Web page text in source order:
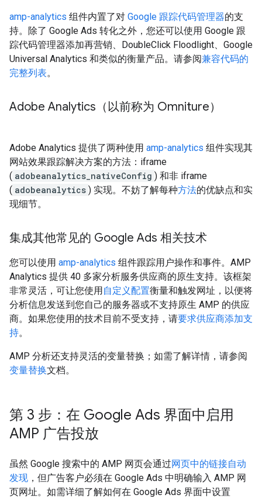
amp-analytics 组件内置了对 Google 跟踪代码管理器的支
持。除了 Google Ads 转化之外，您还可以使用 Google 跟
踪代码管理器添加再营销、DoubleClick Floodlight、Google
Universal Analytics 和类似的衡量产品。请参阅兼容代码的
完整列表。
Adobe Analytics（以前称为 Omniture）
Adobe Analytics 提供了两种使用 amp-analytics 组件实现其
网站效果跟踪解决方案的方法：iframe
( adobeanalytics_nativeConfig ) 和非 iframe
( adobeanalytics ) 实现。不妨了解每种方法的优缺点和实
现细节。
集成其他常见的 Google Ads 相关技术
您可以使用 amp-analytics 组件跟踪用户操作和事件。AMP
Analytics 提供 40 多家分析服务供应商的原生支持。该框架
非常灵活，可让您使用自定义配置衡量和触发网址，以便将
分析信息发送到您自己的服务器或不支持原生 AMP 的供应
商。如果您使用的技术目前不受支持，请要求供应商添加支
持。
AMP 分析还支持灵活的变量替换；如需了解详情，请参阅
变量替换文档。
第 3 步：在 Google Ads 界面中启用
AMP 广告投放
虽然 Google 搜索中的 AMP 网页会通过网页中的链接自动
发现 ，但广告客户必须在 Google Ads 中明确输入 AMP 网
页网址。如需详细了解如何在 Google Ads 界面中设置